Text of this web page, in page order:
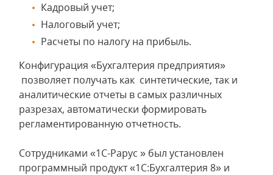
Кадровый учет;
Налоговый учет;
Расчеты по налогу на прибыль.
Конфигурация «Бухгалтерия предприятия»
позволяет получать как синтетические, так и
аналитические отчеты в самых различных
разрезах, автоматически формировать
регламентированную отчетность.
Сотрудниками «1С-Рарус » был установлен
программный продукт «1С:Бухгалтерия 8» и